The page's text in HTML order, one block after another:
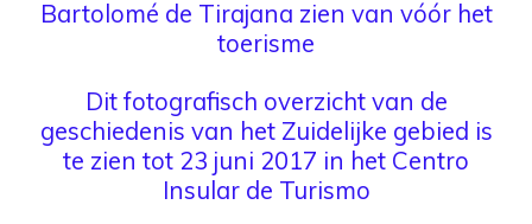
Bartolomé de Tirajana zien van vóór het
toerisme
Dit fotografisch overzicht van de
geschiedenis van het Zuidelijke gebied is
te zien tot 23 juni 2017 in het Centro
Insular de Turismo